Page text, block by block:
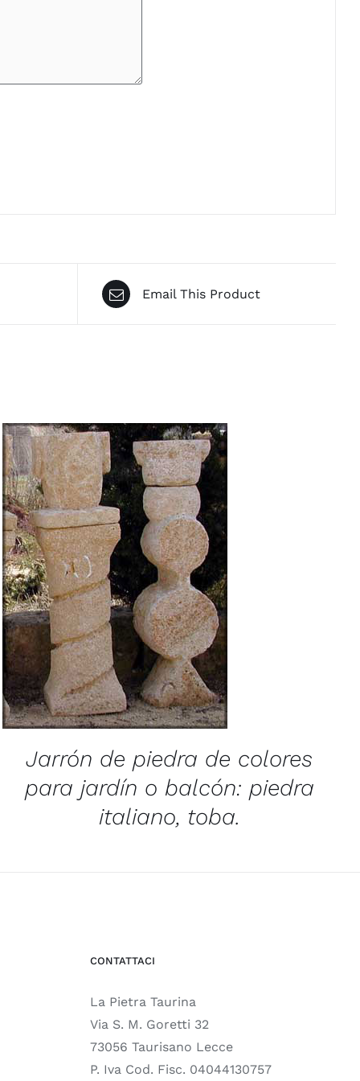
Email This Product
/ QUICK VIEW
Jarrón de piedra de colores
para jardín o balcón: piedra
italiano, toba.
CONTATTACI
La Pietra Taurina
Via S. M. Goretti 32
73056 Taurisano Lecce
P. Iva Cod. Fisc. 04044130757